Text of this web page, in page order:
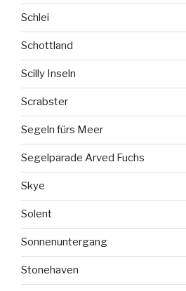
Schlei
Schottland
Scilly Inseln
Scrabster
Segeln fürs Meer
Segelparade Arved Fuchs
Skye
Solent
Sonnenuntergang
Stonehaven